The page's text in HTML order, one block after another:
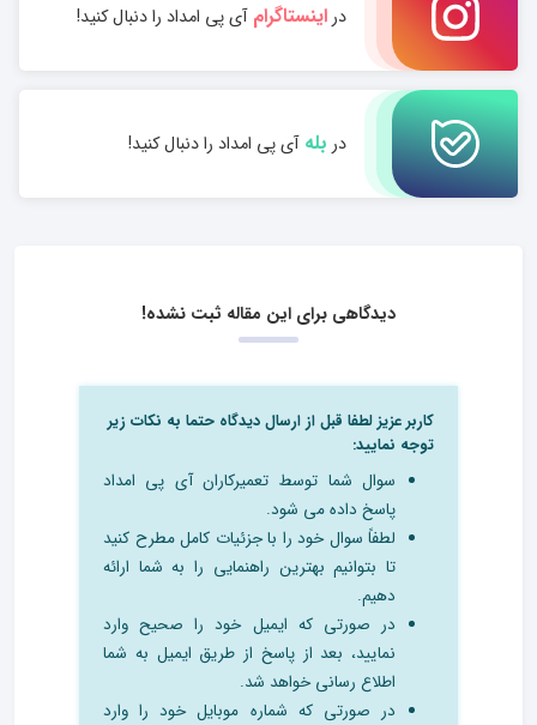
دراینستاگرامآی پی امداد را دنبال کنید!
در بلهآی پی امداد را دنبال کنید!
دیدگاهی برای این مقاله ثبت نشده!
کاربر عزیز لطفا قبل از ارسال دیدگاه حتما به نکات زیر
توجه نمایید:
سوال شما توسط تعمیرکاران آی پی امداد
پاسخ داده می شود.
لطفاً سوال خود را با جزئیات کامل مطرح کنید
تا بتوانیم بهترین راهنمایی را به شما ارائه
دهیم.
در صورتی که ایمیل خود را صحیح وارد
نمایید، بعد از پاسخ از طریق ایمیل به شما
اطلاع رسانی خواهد شد.
در صورتی که شماره موبایل خود را وارد